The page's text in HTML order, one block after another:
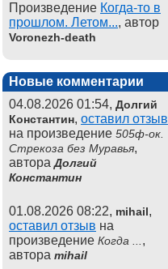
Произведение Когда-то в
прошлом. Летом..., автор
Voronezh-death
Новые комментарии
04.08.2026 01:54, Долгий
Константин, оставил отзыв
на произведение 505ф-ок.
Стрекоза без Муравья,
автораДолгий
Константин
01.08.2026 08:22, mihail,
оставил отзыв на
произведение Когда ... ,
автора mihail